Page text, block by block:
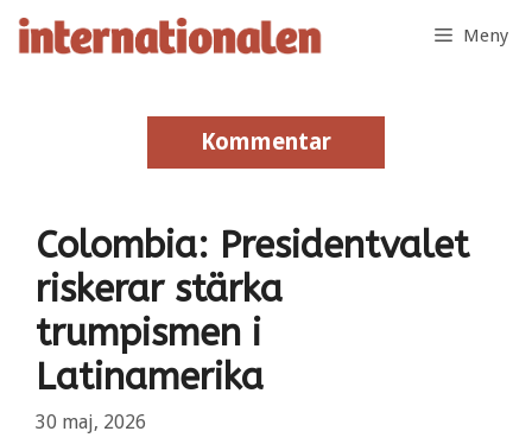
Hoppa
Meny
Kommentar
Kommentar
Colombia: Presidentvalet
riskerar stärka
trumpismen i
Latinamerika
30 maj, 2026